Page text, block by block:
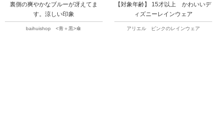
裏側の爽やかなブルーが冴えてま
す。涼しい印象
baihuishop <青＋黒>傘
【対象年齢】 15才以上 かわいいデ
ィズニーレインウェア
アリエル ピンクのレインウェア